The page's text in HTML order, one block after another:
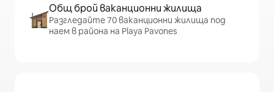
Общ брой ваканционни жилища
Разгледайте 70 ваканционни жилища под
наем в района на Playa Pavones